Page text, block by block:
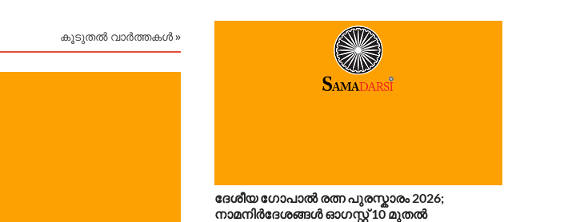
കൂടുതൽ വാർത്തകൾ »
ദേശീയ ഗോപാൽ രത്ന പുരസ്കാരം 2026;
നാമനിർദേശങ്ങൾ ഓഗസ്റ്റ് 10 മുതൽ